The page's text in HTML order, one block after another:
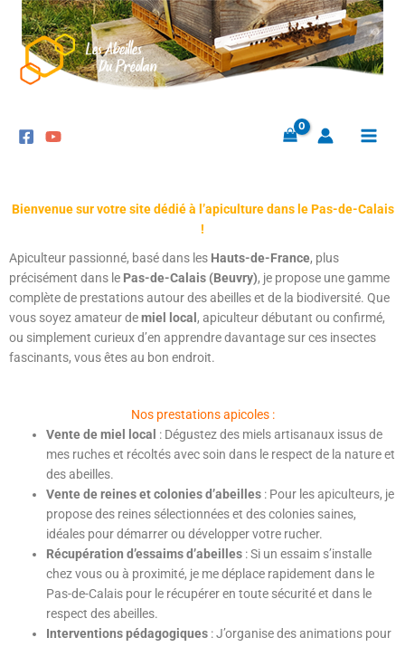
Aller
contenu
Bienvenue sur votre site dédié à l’apiculture dans le Pas-de-Calais
!
Apiculteur passionné, basé dans les Hauts-de-France, plus
précisément dans le Pas-de-Calais (Beuvry), je propose une gamme
complète de prestations autour des abeilles et de la biodiversité. Que
vous soyez amateur demiel local, apiculteur débutant ou confirmé,
ou simplement curieux d’en apprendre davantage sur ces insectes
fascinants, vous êtes au bon endroit.
Nos prestations apicoles :
Vente de miel local : Dégustez des miels artisanaux issus de
mes ruches et récoltés avec soin dans le respect de la nature et
des abeilles.
Vente de reines et colonies d’abeilles : Pour les apiculteurs, je
propose des reines sélectionnées et des colonies saines,
idéales pour démarrer ou développer votre rucher.
Récupération d’essaims d’abeilles : Si un essaim s’installe
chez vous ou à proximité, je me déplace rapidement dans le
Pas-de-Calais pour le récupérer en toute sécurité et dans le
respect des abeilles.
Interventions pédagogiques : J’organise des animations pour